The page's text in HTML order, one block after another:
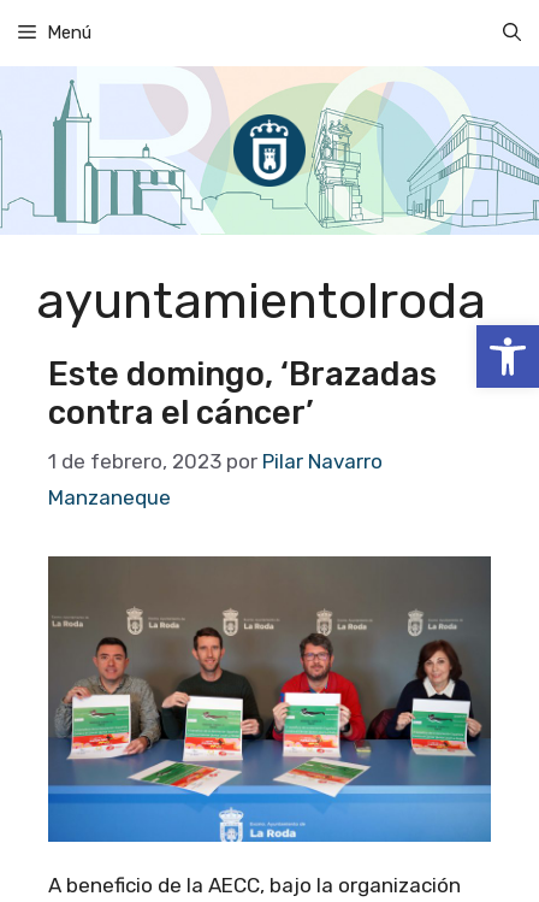
Abrir
contenido
Menú
ayuntamientolroda
Este domingo, ‘Brazadas
contra el cáncer’
1 de febrero, 2023 por Pilar Navarro
Manzaneque
A beneficio de la AECC, bajo la organización